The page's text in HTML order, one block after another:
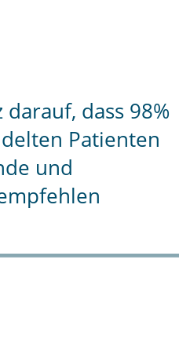
dass 98%
Patienten
und